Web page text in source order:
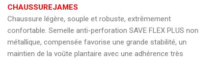
CHAUSSUREJAMES
Chaussure légère, souple et robuste, extrêmement
confortable. Semelle anti-perforation SAVE FLEX PLUS non
métallique, compensée favorise une grande stabilité, un
maintien de la voûte plantaire avec une adhérence très